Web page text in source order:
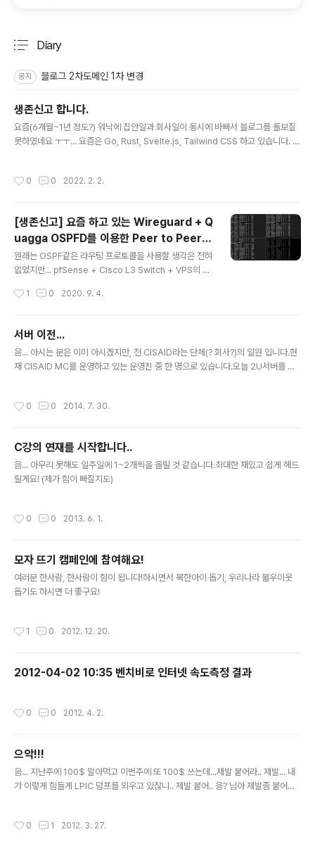
Diary
공지 블로그 2차도메인 1차 변경
생존신고 합니다.
요즘(6개월~1년 정도?) 워낙에 집안일과 회사일이 동시에 바빠서 블로그를 돌보질
못하였네요 ㅜㅜ... 요즘은 Go, Rust, Svelte.js, Tailwind CSS 하고 있습니다. 집
가끔씩 정리용도로 끄적여 보려고 합니다. 항상 방문해주시는 분들께 감사드립니다.
0 0 2022. 2. 2.
[생존신고] 요즘 하고 있는 Wireguard + Q
uagga OSPFD를 이용한 Peer to Peer(S
ite to Site) VPN 구축...
원래는 OSPF같은 라우팅 프로토콜을 사용할 생각은 전혀
없었지만... pfSense + Cisco L3 Switch + VPS의 내
처리하려고) Quagga(zebra, ospfd) + Cisco C375
로 연결하고 싶...다는 것도 사실 핑계입니다. 정말로 귀찮
았던건 집의 IP가 바뀌거나, 사무실의 IP가 바뀐다거나, 아
니면 외부에서 어디VPN에 붙으면 내부망에있는 Databa
화로 권고사직을..
1 0 2020. 9. 4.
서버 이전...
음... 아시는 분은 이미 아시겠지만, 전 CISAID라는 단체(? 회사?)의 일원 입니다.현
재 CISAID MC를 운영하고 있는 운영진 중 한 명으로 있습니다.오늘 2U서버를 추
서버 파킹하니 확실히 1U서버보다는 비용이 비쌉니다...전 개인적으로 ipfuse(아마
으로 해주겠다고 하더군요...음... 다른 곳을 잘 안써봐서 잘은 모르겠는데... 이정도면
뭐 나름 ..
0 0 2014. 7. 30.
C강의 연재를 시작합니다..
음... 아무리 못해도 일주일에 1~2개씩을 올릴 것 같습니다.최대한 재밌고 쉽게 해드
릴게요! (제가 힘이 빠질지도)
0 0 2013. 6. 1.
모자 뜨기 캠페인에 참여해요!
여러분 한사람, 한사람이 힘이 됩니다!하시면서 북한아이 돕기, 우리나라 불우이웃
돕기도 하시면 더 좋구요!
1 0 2012. 12. 20.
2012-04-02 10:35 벤치비로 인터넷 속도측정 결과
0 0 2012. 4. 2.
으악!!!
음... 지난주에 100$ 말아먹고 이번주에 또 100$ 쓰는데...제발 붙어라.. 제발... 내
가 이렇게 힘들게 LPIC 덤프를 외우고 있잖니.. 제발 붙어.. 응? 님아 제발좀 붙어주
겠어??....동원아 이번에는 열심히 하자! 화이팅!!
0 1 2012. 3. 27.